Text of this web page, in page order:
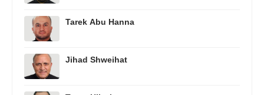
Tarek Abu Hanna
Jihad Shweihat